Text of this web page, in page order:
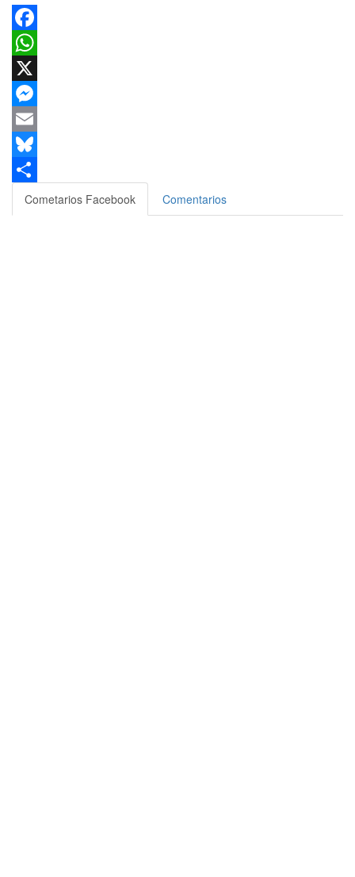
Facebook
WhatsApp
X
Messenger
Email
Bluesky
Compartir
Cometarios Facebook Comentarios